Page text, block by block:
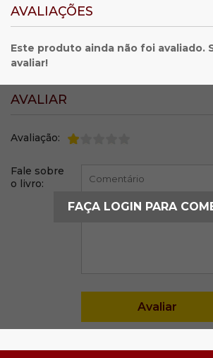
AVALIAÇÕES
Este produto ainda não foi avaliado.
avaliar!
AVALIAR
Avaliação:
Fale sobre
o livro:
FAÇA LOGIN PARA